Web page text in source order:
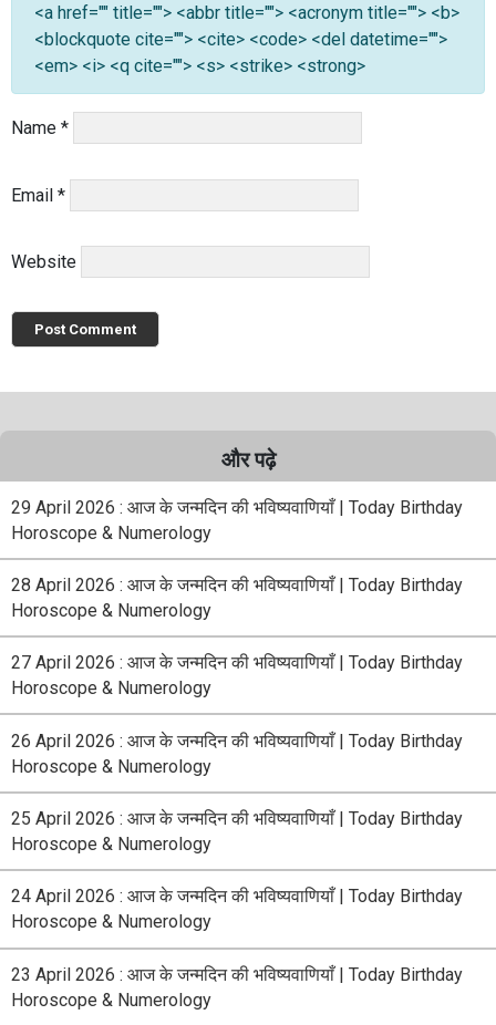
<a href="" title=""> <abbr title=""> <acronym title=""> <b>
<blockquote cite=""> <cite> <code> <del datetime="">
<em> <i> <q cite=""> <s> <strike> <strong>
Name *
Email *
Website
और पढ़े
29 April 2026 : आज के जन्मदिन की भविष्यवाणियाँ | Today Birthday
Horoscope & Numerology
28 April 2026 : आज के जन्मदिन की भविष्यवाणियाँ | Today Birthday
Horoscope & Numerology
27 April 2026 : आज के जन्मदिन की भविष्यवाणियाँ | Today Birthday
Horoscope & Numerology
26 April 2026 : आज के जन्मदिन की भविष्यवाणियाँ | Today Birthday
Horoscope & Numerology
25 April 2026 : आज के जन्मदिन की भविष्यवाणियाँ | Today Birthday
Horoscope & Numerology
24 April 2026 : आज के जन्मदिन की भविष्यवाणियाँ | Today Birthday
Horoscope & Numerology
23 April 2026 : आज के जन्मदिन की भविष्यवाणियाँ | Today Birthday
Horoscope & Numerology